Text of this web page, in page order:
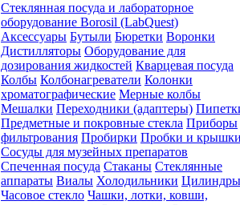
Стеклянная посуда и лабораторное
оборудование Borosil (LabQuest)
Аксессуары Бутыли Бюретки Воронки
Дистилляторы Оборудование для
дозирования жидкостей Кварцевая посуда
Колбы Колбонагреватели Колонки
хроматографические Мерные колбы
Мешалки Переходники (адаптеры)
Предметные и покровные стекла Приборы
фильтрования Пробирки Пробки и
Сосуды для музейных препаратов
Спеченная посуда Стаканы Стеклянные
аппараты Виалы Холодильники Цилиндры
Часовое стекло Чашки, лотки, ковши,